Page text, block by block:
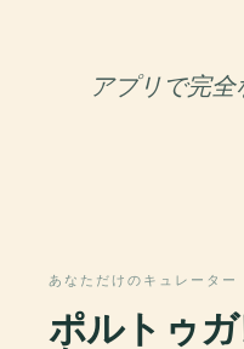
アプリで完
あなただけのキュレーター
ポルトゥ